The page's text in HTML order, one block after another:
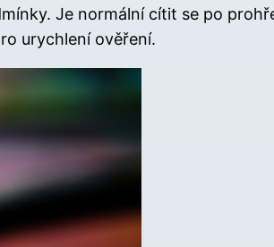
Je normální cítit se po
urychlení ověření.